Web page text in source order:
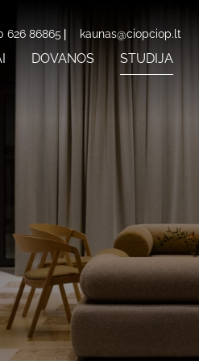
626 86865 kaunas@ciopciop.lt
DOVANOS STUDIJA